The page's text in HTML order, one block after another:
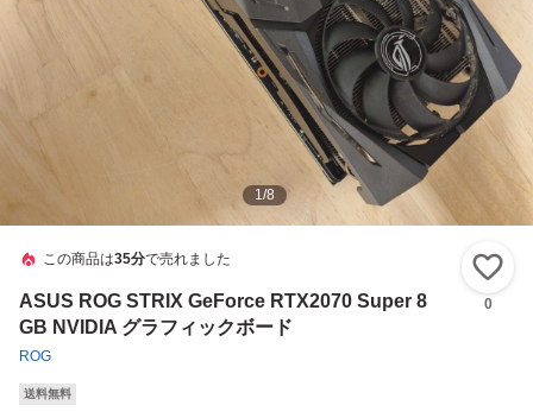
1/8
この商品は35分で売れました
ASUS ROG STRIX GeForce RTX2070 Super 8
GB NVIDIA グラフィックボード
ROG
0
送料無料